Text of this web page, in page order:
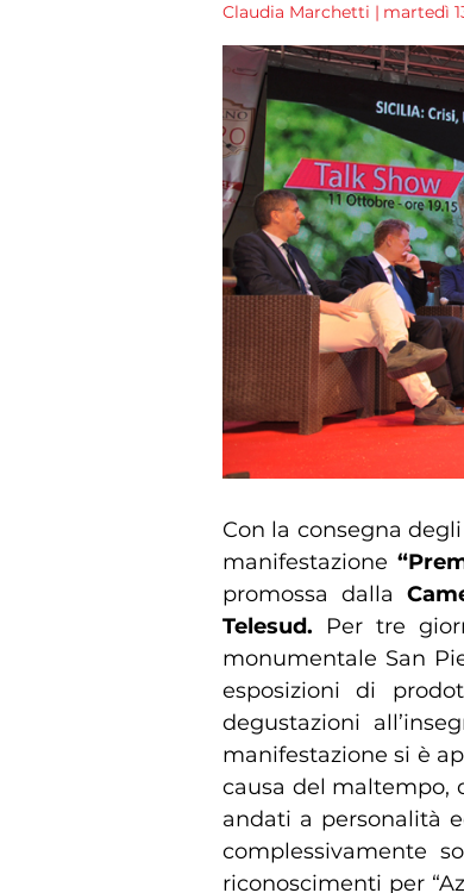
Claudia Marchetti | martedì
Con la consegna
manifestazione
promossa dalla
Telesud. Per tre
monumentale San
esposizioni di
degustazioni
manifestazione si è
causa del maltempo,
andati a personalità
complessivamente
riconoscimenti per